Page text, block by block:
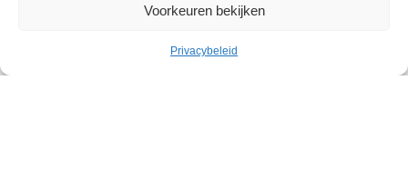
Voorkeuren bekijken
Privacybeleid
BiblioJette, de Franstalige bibliotheek